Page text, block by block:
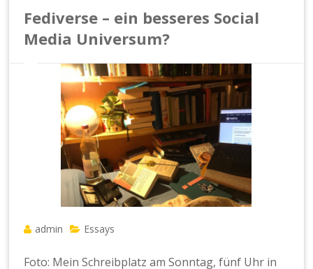
Fediverse – ein besseres Social
Media Universum?
admin Essays
Foto: Mein Schreibplatz am Sonntag, fünf Uhr in